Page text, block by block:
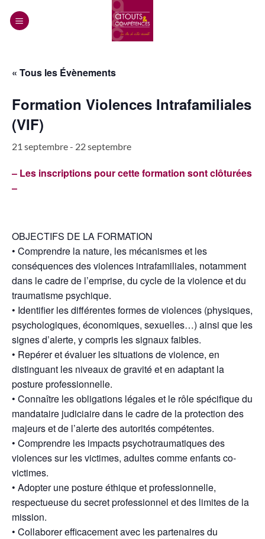
« Tous les Évènements
Formation Violences Intrafamiliales
(VIF)
21 septembre- 22 septembre
– Les inscriptions pour cette formation sont clôturées
–
OBJECTIFS DE LA FORMATION
• Comprendre la nature, les mécanismes et les
conséquences des violences intrafamiliales, notamment
dans le cadre de l’emprise, du cycle de la violence et du
traumatisme psychique.
• Identifier les différentes formes de violences (physiques,
psychologiques, économiques, sexuelles…) ainsi que les
signes d’alerte, y compris les signaux faibles.
• Repérer et évaluer les situations de violence, en
distinguant les niveaux de gravité et en adaptant la
posture professionnelle.
• Connaître les obligations légales et le rôle spécifique du
mandataire judiciaire dans le cadre de la protection des
majeurs et de l’alerte des autorités compétentes.
• Comprendre les impacts psychotraumatiques des
violences sur les victimes, adultes comme enfants co-
victimes.
• Adopter une posture éthique et professionnelle,
respectueuse du secret professionnel et des limites de la
mission.
• Collaborer efficacement avec les partenaires du